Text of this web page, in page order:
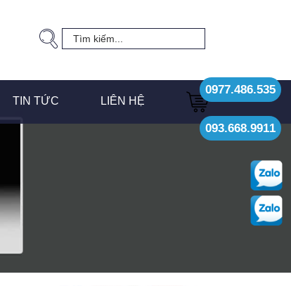
TIN TỨC LIÊN HỆ
0977.486.535
093.668.9911